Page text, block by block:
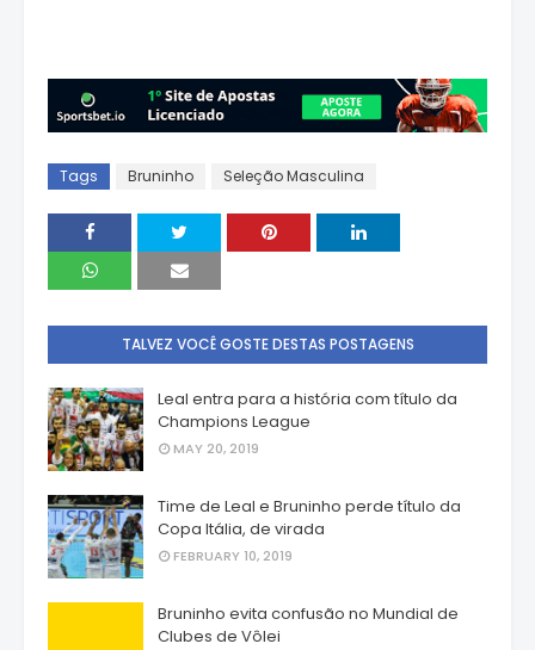
Tags Bruninho Seleção Masculina
TALVEZ VOCÊ GOSTE DESTAS POSTAGENS
Leal entra para a história com título da
Champions League
MAY 20, 2019
Time de Leal e Bruninho perde título da
Copa Itália, de virada
FEBRUARY 10, 2019
Bruninho evita confusão no Mundial de
Clubes de Vôlei